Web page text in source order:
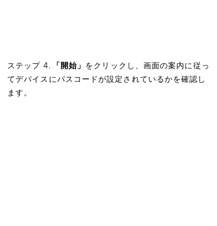
ステップ 4. 「開始」
をクリックし、画面の案内に従っ
てデバイスにパスコードが設定されているかを確認し
ます。